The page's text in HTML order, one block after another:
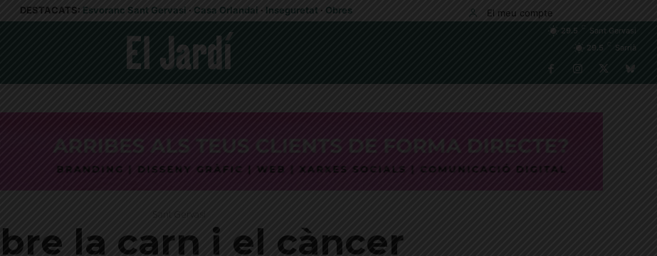
DESTACATS: Esvoranc Sant Gervasi · Casa Orlandai · Inseguretat · Obres El meu compte
29.5
Sant Gervasi
29.5
Sarrià
la carn i el càncer